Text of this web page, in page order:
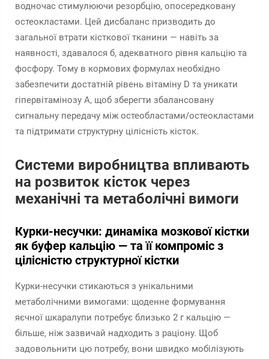
водночас стимулюючи резорбцію, опосередковану
остеокластами. Цей дисбаланс призводить до
загальної втрати кісткової тканини — навіть за
наявності, здавалося б, адекватного рівня кальцію та
фосфору. Тому в кормових формулах необхідно
забезпечити достатній рівень вітаміну D та уникати
гіпервітамінозу A, щоб зберегти збалансовану
сигнальну передачу між остеобластами/остеокластами
та підтримати структурну цілісність кісток.
Системи виробництва впливають
на розвиток кісток через
механічні та метаболічні вимоги
Курки-несучки: динаміка мозкової кістки
як буфер кальцію — та її компроміс з
цілісністю структурної кістки
Курки-несучки стикаються з унікальними
метаболічними вимогами: щоденне формування
яєчної шкаралупи потребує близько 2 г кальцію —
більше, ніж зазвичай надходить з раціону. Щоб
задовольнити цю потребу, вони швидко мобілізують